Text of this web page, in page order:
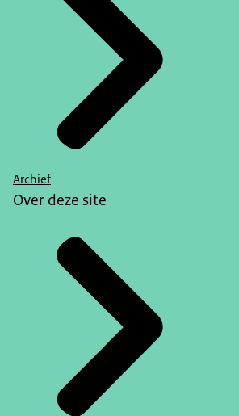
Archief
Over deze site